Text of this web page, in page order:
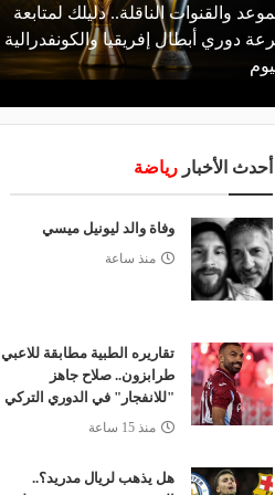
والقنوات الناقلة.. دليلك لمتابعة
دوري أبطال إفريقيا والكونفدرالية
أحدث الأخبار رياضة
وفاة والد ليونيل ميسي
منذ ساعة
تقاريره الطبية مطابقة للاعبي
طرابزون.. صلاح جاهز
"للانفجار" في الدوري التركي
منذ 15 ساعة
هل يذهب لريال مدريد؟..